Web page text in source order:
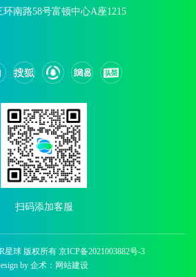
南路58号富顿中心A座1215
扫码添加客服
星球 版权所有 京ICP备2021003882号-3
by 企术： 网站建设